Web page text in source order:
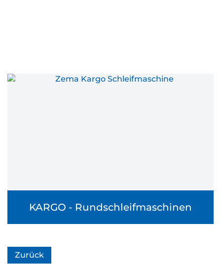
KARGO - Rundschleifmaschinen
Zurück